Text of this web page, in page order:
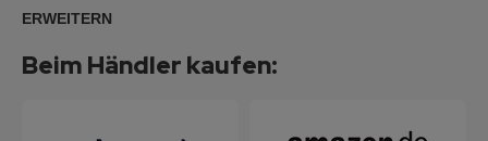
ERWEITERN
Beim Händler kaufen: